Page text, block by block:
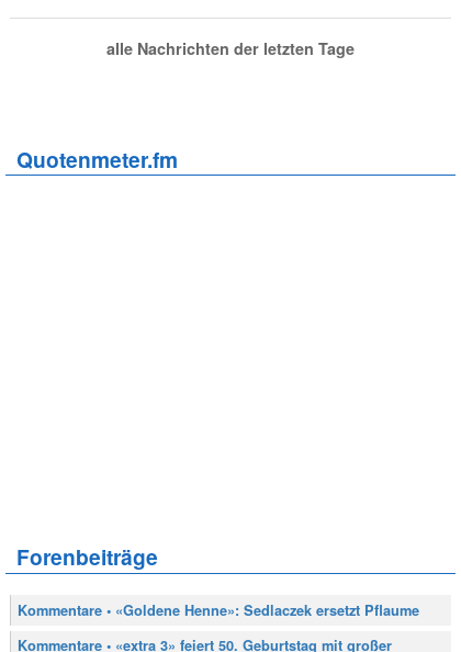
alle Nachrichten der letzten Tage
Quotenmeter.fm
Forenbeiträge
Kommentare • «Goldene Henne»: Sedlaczek ersetzt Pflaume
Kommentare • «extra 3» feiert 50. Geburtstag mit großer